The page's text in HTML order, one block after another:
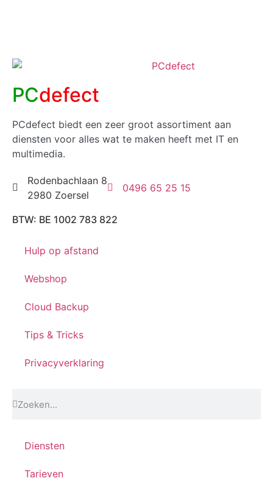
PCdefect
PCdefect biedt een zeer groot assortiment aan
diensten voor alles wat te maken heeft met IT en
multimedia.
Rodenbachlaan 8
2980 Zoersel
0496 65 25 15
BTW: BE 1002 783 822
Hulp op afstand
Webshop
Cloud Backup
Tips & Tricks
Privacyverklaring
Diensten
Tarieven